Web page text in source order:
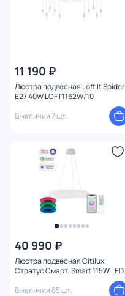
11 190 ₽
Люстра подвесная Loft It Spider
E27 40W LOFT1162W/10
В наличии 7 шт.
40 990 ₽
Люстра подвесная Citilux
Стратус Смарт, Smart 115W LED
3000-5500К (теплый, белый,
холодный) CL732A800GS
В наличии 85 шт.